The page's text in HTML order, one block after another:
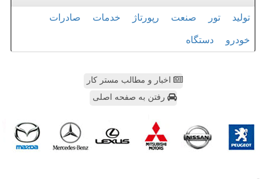
تولید تور صنعت رپورتاژ خدمات صادرات
خودرو دستگاه
اخبار و مطالب مستر کار
رفتن به صفحه اصلی